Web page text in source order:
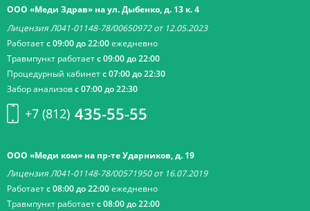
ООО «Меди Здрав» на ул. Дыбенко, д. 13 к. 4
Лицензия Л041-01148-78/00650972 от 12.05.2023
Работаетс 09:00 до 22:00ежедневно
Травмпункт работаетс 09:00 до 22:00
Процедурный кабинетс 07:00 до 22:30
Забор анализовс 07:00 до 22:30
+7 (812) 435-55-55
ООО «Меди ком» на пр-те Ударников, д. 19
Лицензия Л041-01148-78/00571950 от 16.07.2019
Работаетс 08:00 до 22:00ежедневно
Травмпункт работаетс 08:00 до 22:00